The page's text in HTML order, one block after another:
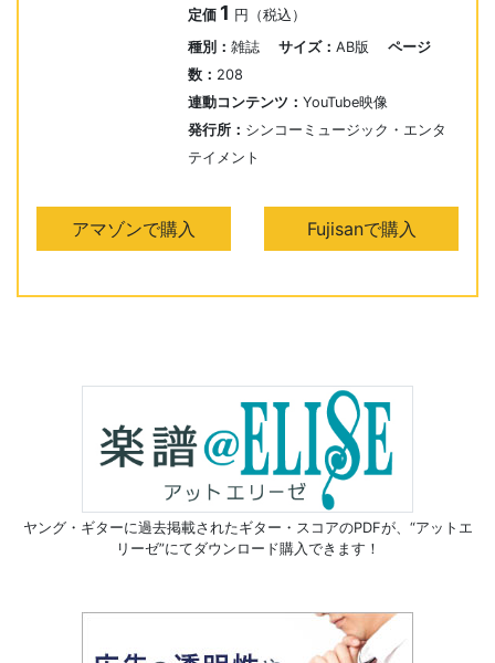
定価 1 円（税込）
種別：雑誌サイズ：AB版ページ
数： 208
連動コンテンツ：YouTube映像
発行所： シンコーミュージック・エンタ
テイメント
アマゾンで購入 Fujisanで購入
ヤング・ギターに過去掲載されたギター・スコアのPDFが、 “アットエ
リーゼ”にてダウンロード購入できます！